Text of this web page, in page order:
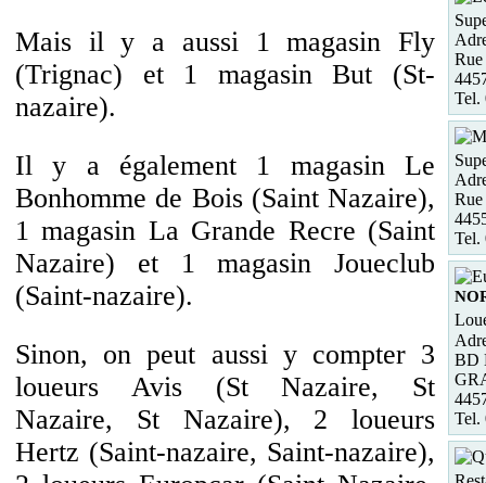
Mais il y a aussi 1 magasin Fly
(Trignac) et 1 magasin But (St-
nazaire).
Il y a également 1 magasin Le
Bonhomme de Bois (Saint Nazaire),
1 magasin La Grande Recre (Saint
Nazaire) et 1 magasin Joueclub
(Saint-nazaire).
Sinon, on peut aussi y compter 3
loueurs Avis (St Nazaire, St
Nazaire, St Nazaire), 2 loueurs
Hertz (Saint-nazaire, Saint-nazaire),
Tel.
Tel.
BD
Tel.